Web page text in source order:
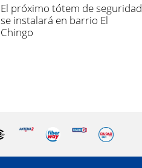
El próximo tótem de seguridad
se instalará en barrio El
Chingo